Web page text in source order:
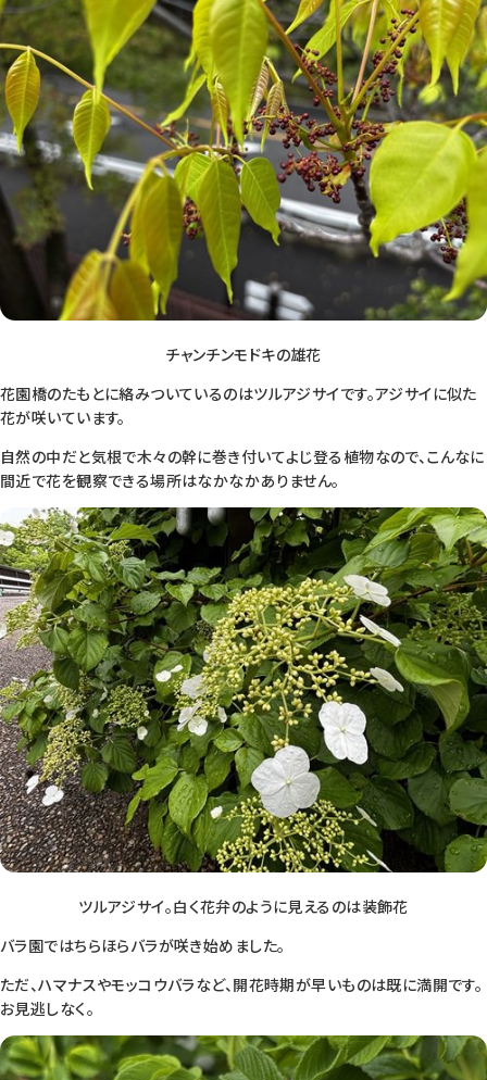
チャンチンモドキの雄花
花園橋のたもとに絡みついているのはツルアジサイです。アジサイに似た
花が咲いています。
自然の中だと気根で木々の幹に巻き付いてよじ登る植物なので、こんなに
間近で花を観察できる場所はなかなかありません。
ツルアジサイ。白く花弁のように見えるのは装飾花
バラ園ではちらほらバラが咲き始めました。
ただ、ハマナスやモッコウバラなど、開花時期が早いものは既に満開です。
お見逃しなく。